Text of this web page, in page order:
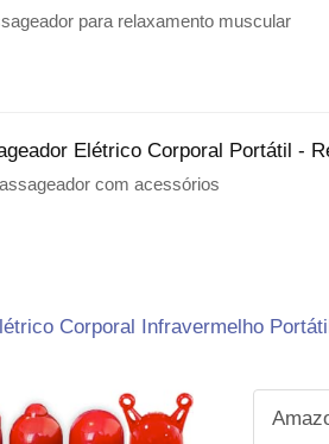
para relaxamento muscular
Elétrico Corporal Portátil -
com acessórios
Corporal Infravermelho